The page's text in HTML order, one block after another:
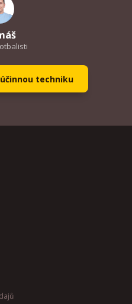
techniku